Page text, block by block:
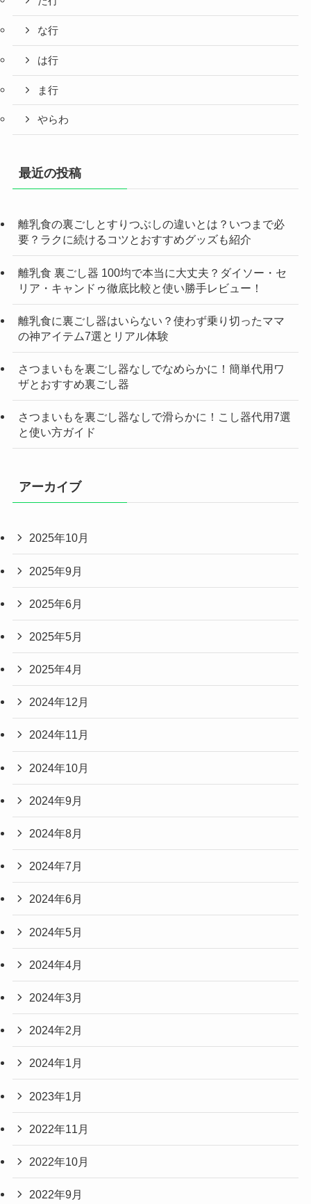
な行
は行
ま行
やらわ
最近の投稿
離乳食の裏ごしとすりつぶしの違いとは？いつまで必
要？ラクに続けるコツとおすすめグッズも紹介
離乳食 裏ごし器 100均で本当に大丈夫？ダイソー・セ
リア・キャンドゥ徹底比較と使い勝手レビュー！
離乳食に裏ごし器はいらない？使わず乗り切ったママ
の神アイテム7選とリアル体験
さつまいもを裏ごし器なしでなめらかに！簡単代用ワ
ザとおすすめ裏ごし器
さつまいもを裏ごし器なしで滑らかに！こし器代用7選
と使い方ガイド
アーカイブ
2025年10月
2025年9月
2025年6月
2025年5月
2025年4月
2024年12月
2024年11月
2024年10月
2024年9月
2024年8月
2024年7月
2024年6月
2024年5月
2024年4月
2024年3月
2024年2月
2024年1月
2023年1月
2022年11月
2022年10月
2022年9月